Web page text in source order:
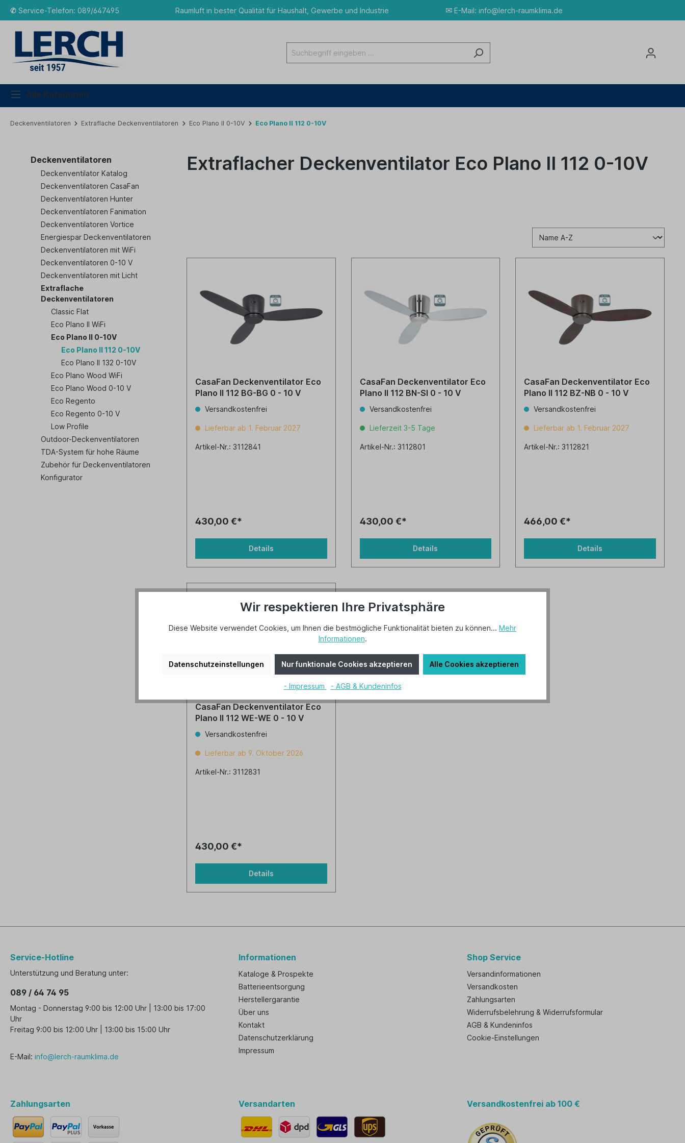
✆ Service-Telefon: 089/647495 Raumluft in bester Qualität für Haushalt, Gewerbe und Industrie ✉E-Mail: info@lerch-raumklima.de
Alle Kategorien
Deckenventilatoren Extraflache Deckenventilatoren Eco Plano II 0-10V Eco Plano II 112 0-10V
Deckenventilatoren
Deckenventilator Katalog
Deckenventilatoren CasaFan
Deckenventilatoren Hunter
Deckenventilatoren Fanimation
Deckenventilatoren Vortice
Energiespar Deckenventilatoren
Deckenventilatoren mit WiFi
Deckenventilatoren 0-10 V
Deckenventilatoren mit Licht
Extraflache
Deckenventilatoren
Classic Flat
Eco Plano II WiFi
Eco Plano II 0-10V
Eco Plano II 112 0-10V
Eco Plano II 132 0-10V
Eco Plano Wood WiFi
Eco Plano Wood 0-10 V
Eco Regento
Eco Regento 0-10 V
Low Profile
Outdoor-Deckenventilatoren
TDA-System für hohe Räume
Zubehör für Deckenventilatoren
Konfigurator
Extraflacher Deckenventilator Eco Plano II 112 0-10V
CasaFan Deckenventilator Eco
Plano II 112 BG-BG 0 - 10 V
Versandkostenfrei
Lieferbar ab 1. Februar 2027
Artikel-Nr.: 3112841
430,00 €*
Details
CasaFan Deckenventilator Eco
Plano II 112 BN-SI 0 - 10 V
Versandkostenfrei
Lieferzeit 3-5 Tage
Artikel-Nr.: 3112801
430,00 €*
Details
CasaFan Deckenventilator Eco
Plano II 112 BZ-NB 0 - 10 V
Versandkostenfrei
Lieferbar ab 1. Februar 2027
Artikel-Nr.: 3112821
466,00 €*
Details
CasaFan Deckenventilator Eco
Plano II 112 WE-WE 0 - 10 V
Versandkostenfrei
Lieferbar ab 9. Oktober 2026
Artikel-Nr.: 3112831
430,00 €*
Details
Service-Hotline
Unterstützung und Beratung unter:
089 / 64 74 95
Montag - Donnerstag 9:00 bis 12:00 Uhr | 13:00 bis 17:00
Uhr
Freitag 9:00 bis 12:00 Uhr | 13:00 bis 15:00 Uhr
E-Mail: info@lerch-raumklima.de
Informationen
Kataloge & Prospekte
Batterieentsorgung
Herstellergarantie
Über uns
Kontakt
Datenschutzerklärung
Impressum
Shop Service
Versandinformationen
Versandkosten
Zahlungsarten
Widerrufsbelehrung & Widerrufsformular
AGB & Kundeninfos
Cookie-Einstellungen
Zahlungsarten Versandarten Versandkostenfrei ab 100 €
Wir respektieren Ihre Privatsphäre
Diese Website verwendet Cookies, um Ihnen die bestmögliche Funktionalität bieten zu können... Mehr
Informationen.
Datenschutzeinstellungen Nur funktionale Cookies akzeptieren Alle Cookies akzeptieren
- Impressum - AGB & Kundeninfos